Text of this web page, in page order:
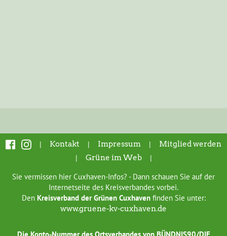
| Kontakt | Impressum| Mitglied werden
| Grüne im Web|
Sie vermissen hier Cuxhaven-Infos? - Dann schauen Sie auf der
Internetseite des Kreisverbandes vorbei.
Den Kreisverband der Grünen Cuxhavenfinden Sie unter:
www.gruene-kv-cuxhaven.de
Die Konto-Nummer des Ortsverbandes von BÜNDNIS90/DIE